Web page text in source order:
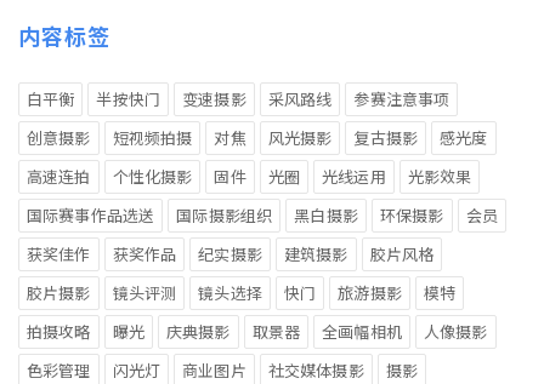
内容标签
白平衡 半按快门 变速摄影 采风路线
参赛注意事项
创意摄影
短视频拍摄 对焦 风光摄影 复古摄影
感光度
高速连拍
个性化摄影 固件 光圈 光线运用
光影效果
国际赛事作品选送
国际摄影组织 黑白摄影 环保摄影
会员
获奖佳作
获奖作品 纪实摄影 建筑摄影
胶片风格
胶片摄影
镜头评测 镜头选择 快门 旅游摄影
模特
拍摄攻略
曝光 庆典摄影 取景器 全画幅相机
人像摄影
色彩管理
闪光灯 商业图片 社交媒体摄影
摄影